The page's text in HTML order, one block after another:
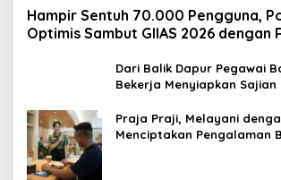
Hampir Sentuh 70.000 Pengguna,
Optimis Sambut GIIAS 2026 dengan
Dari Balik Dapur Pegawai
Bekerja Menyiapkan Sajian
Praja Praji, Melayani
Menciptakan Pengalaman